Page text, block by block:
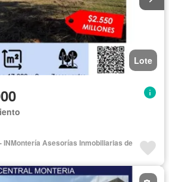
Lote
INMontería Asesorías Inmobiliarias de